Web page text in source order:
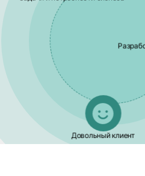
Довольный клиент